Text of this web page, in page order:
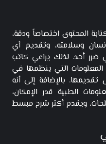
المحتوى اختصاصاً ودقة،
وسلامته، وتقديم أي
أحد. لذلك يراعي كاتب
التي ينظمها في
تقديمها. بالإضافة إلى أنه
الطبية قدر الإمكان،
ويقدم أكثر شرح مبسط